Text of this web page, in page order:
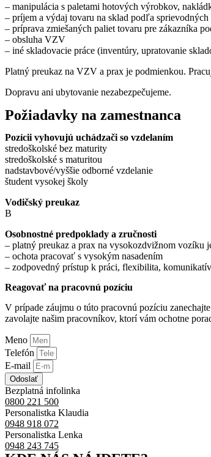
– manipulácia s paletami hotových výrobkov,
– príjem a výdaj tovaru na sklad podľa
– príprava zmiešaných paliet tovaru pre zákazníka
– obsluha VZV
– iné skladovacie práce (inventúry, upratovanie
Platný preukaz na VZV a prax je podmienkou.
Dopravu ani ubytovanie nezabezpečujeme.
Požiadavky na zamestnanca
Pozícii vyhovujú uchádzači so vzdelaním
stredoškolské bez maturity
stredoškolské s maturitou
nadstavbové/vyššie odborné vzdelanie
študent vysokej školy
Vodičský preukaz
B
Osobnostné predpoklady a zručnosti
– platný preukaz a prax na vysokozdvižnom vozíku
– ochota pracovať s vysokým nasadením
– zodpovedný prístup k práci, flexibilita,
Reagovať na pracovnú pozíciu
V prípade záujmu o túto pracovnú pozíciu
zavolajte našim pracovníkov, ktorí vám ochotne
Meno
Telefón
E-mail
Odoslať
Bezplatná infolinka
0800 221 500
Personalistka Klaudia
0948 918 072
Personalistka Lenka
0948 243 745